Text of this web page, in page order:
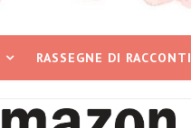
RASSEGNE DI RACCONTI